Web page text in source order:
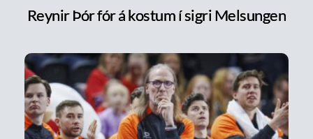
Reynir Þór fór á kostum í sigri Melsungen